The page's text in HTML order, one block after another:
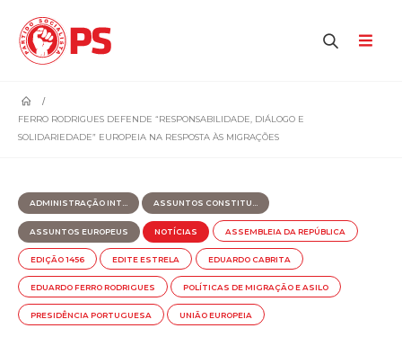
FERRO RODRIGUES DEFENDE “RESPONSABILIDADE, DIÁLOGO E
SOLIDARIEDADE” EUROPEIA NA RESPOSTA ÀS MIGRAÇÕES
ADMINISTRAÇÃO INT... ASSUNTOS CONSTITU...
ASSUNTOS EUROPEUS NOTÍCIAS ASSEMBLEIA DA REPÚBLICA
EDIÇÃO 1456 EDITE ESTRELA EDUARDO CABRITA
EDUARDO FERRO RODRIGUES POLÍTICAS DE MIGRAÇÃO E ASILO
PRESIDÊNCIA PORTUGUESA UNIÃO EUROPEIA